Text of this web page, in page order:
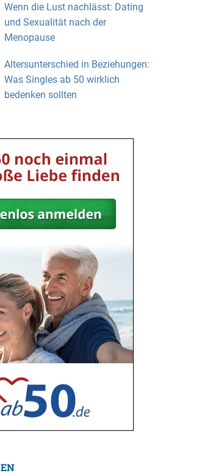
Wenn die Lust nachlässt: Dating
und Sexualität nach der
Menopause
Altersunterschied in Beziehungen:
Was Singles ab 50 wirklich
bedenken sollten